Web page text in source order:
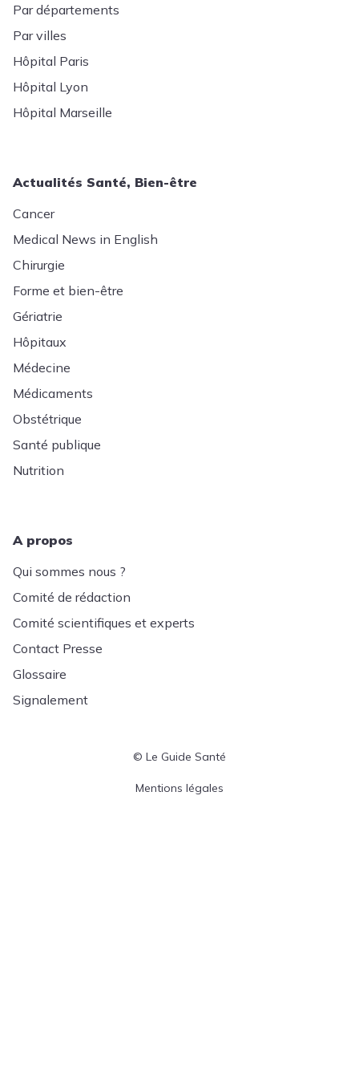
Par départements
Par villes
Hôpital Paris
Hôpital Lyon
Hôpital Marseille
Actualités Santé, Bien-être
Cancer
Medical News in English
Chirurgie
Forme et bien-être
Gériatrie
Hôpitaux
Médecine
Médicaments
Obstétrique
Santé publique
Nutrition
A propos
Qui sommes nous ?
Comité de rédaction
Comité scientifiques et experts
Contact Presse
Glossaire
Signalement
© Le Guide Santé
Menu Pied de page
Mentions légales